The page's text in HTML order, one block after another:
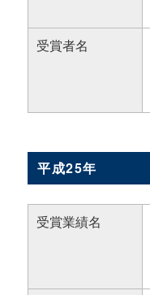
受賞者名
平成25年
受賞業績名